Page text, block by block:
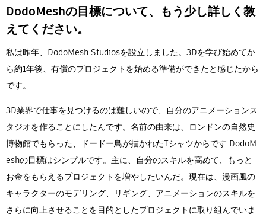
DodoMeshの目標について、もう少し詳しく教
えてください。
私は昨年、DodoMesh Studiosを設立しました。3Dを学び始めてか
ら約1年後、有償のプロジェクトを始める準備ができたと感じたから
です。
3D業界で仕事を見つけるのは難しいので、自分のアニメーションス
タジオを作ることにしたんです。名前の由来は、ロンドンの自然史
博物館でもらった、ドードー鳥が描かれたTシャツからです DodoM
eshの目標はシンプルです。主に、自分のスキルを高めて、もっと
お金をもらえるプロジェクトを増やしたいんだ。現在は、漫画風の
キャラクターのモデリング、リギング、アニメーションのスキルを
さらに向上させることを目的としたプロジェクトに取り組んでいま